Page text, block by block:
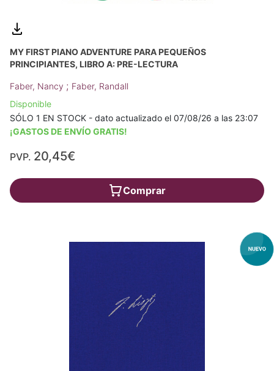
MY FIRST PIANO ADVENTURE PARA PEQUEÑOS
PRINCIPIANTES, LIBRO A: PRE-LECTURA
Faber, Nancy ; Faber, Randall
Disponible
SÓLO 1 EN STOCK - dato actualizado el 07/08/26 a las 23:07
¡GASTOS DE ENVÍO GRATIS!
PVP. 20,45€
Comprar